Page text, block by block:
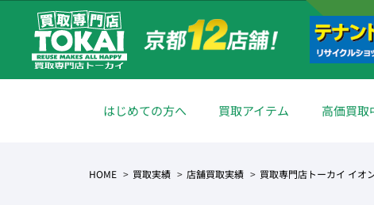
はじめての方へ 買取アイテム 高価買取
HOME 買取実績 店舗買取実績 買取専門店トーカイ イオ